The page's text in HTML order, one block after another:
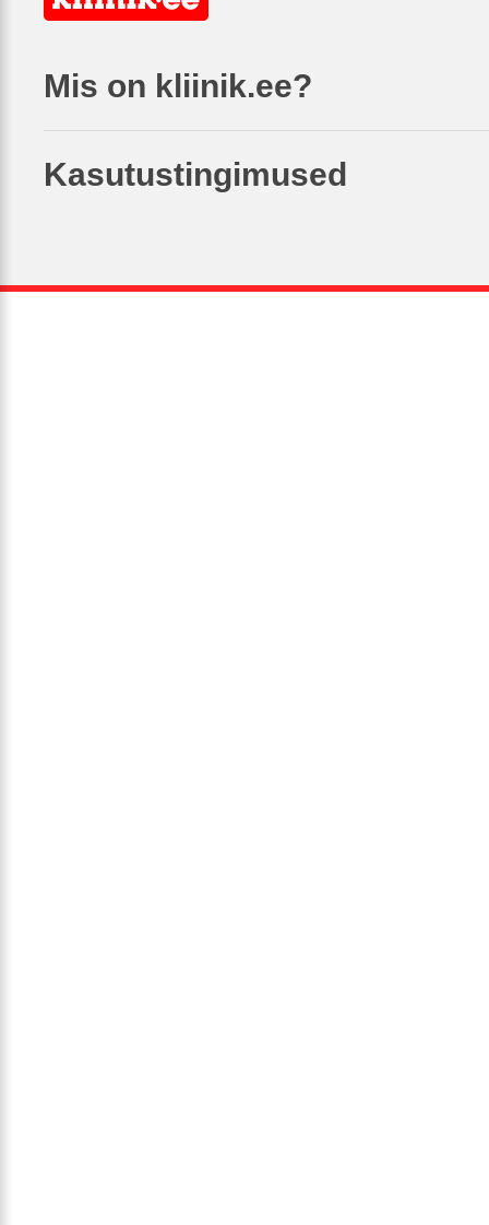
Mis on kliinik.ee?
Kasutustingimused